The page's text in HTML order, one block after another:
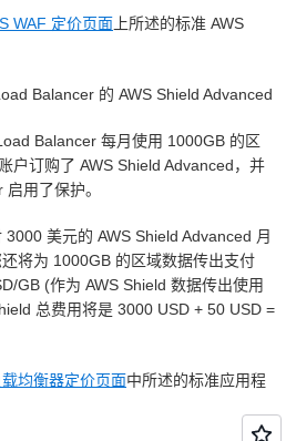
WAF 定价页面 上所述的标准 AWS
Balancer 的 AWS Shield Advanced
Balancer 每月使用 1000GB 的区
户订购了 AWS Shield Advanced，并
用了保护。
美元的 AWS Shield Advanced 月
将为 1000GB 的区域数据传出支付
GB (作为 AWS Shield 数据传出使用
总费用将是 3000 USD + 50 USD =
均衡器定价页面中所述的标准应用程